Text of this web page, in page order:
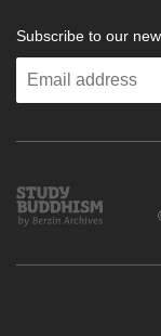
Subscribe to our
Enter
Study
Buddhism